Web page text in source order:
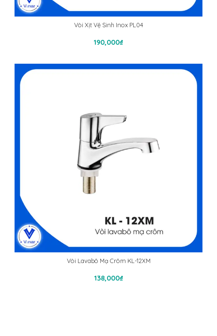
Vòi Xịt Vệ Sinh Inox PL04
190,000₫
Thêm Vào Giỏ Hàng
Vòi Lavabô Mạ Crôm KL-12XM
138,000₫
Thêm Vào Giỏ Hàng